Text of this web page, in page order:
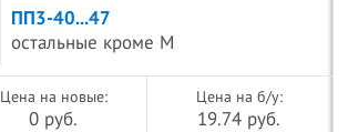
ПП3-40...47
остальные кроме М
Цена на новые:
0 руб.
Цена на б/у:
19.74 руб.